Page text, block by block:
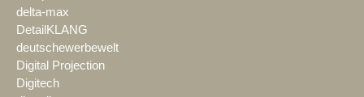
delta-max
DetailKLANG
deutschewerbewelt
Digital Projection
Digitech